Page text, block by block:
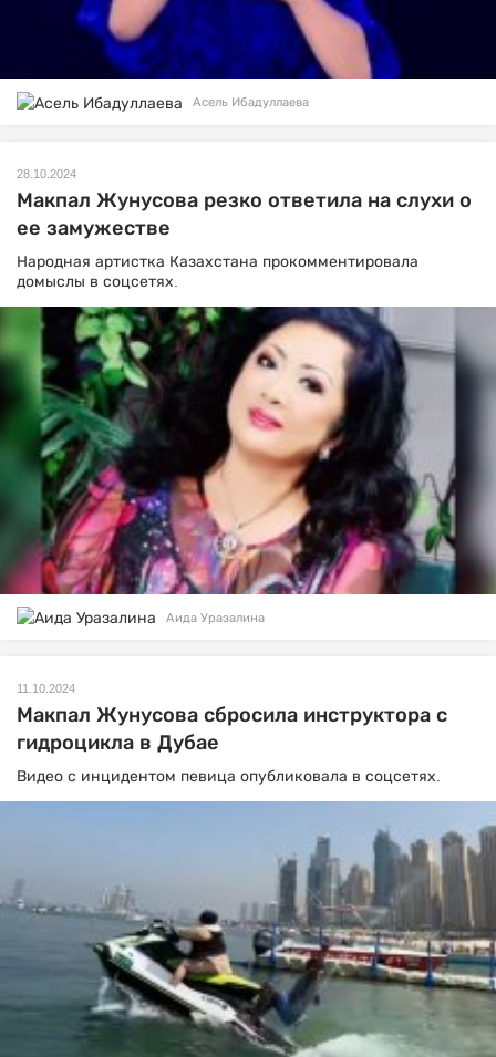
Асель Ибадуллаева
28.10.2024
Макпал Жунусова резко ответила на слухи о
ее замужестве
Народная артистка Казахстана прокомментировала
домыслы в соцсетях.
Аида Уразалина
11.10.2024
Макпал Жунусова сбросила инструктора с
гидроцикла в Дубае
Видео с инцидентом певица опубликовала в соцсетях.